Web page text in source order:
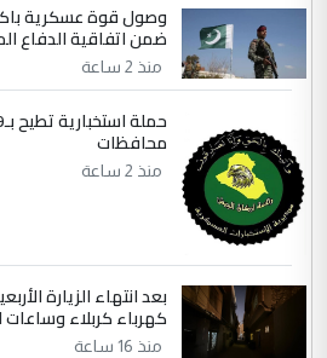
سردار
التعليق : واحد من عصابة علي
جنسية الرافد الثالث
الموضوع :
الجواهري يرد على
مضجعيك يابن الزنا (نص كامل)
وصول قوة عسكرية
ضمن اتفاقية الدفاع
منذ 2 ساعة
محافظات
منذ 2 ساعة
بعد انتهاء الزيارة
كهرباء كربلاء
منذ 16 ساعة